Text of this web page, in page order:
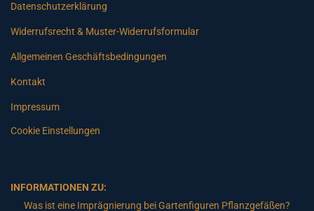
Datenschutzerklärung
Widerrufsrecht & Muster-Widerrufsformular
Allgemeinen Geschäftsbedingungen
Kontakt
Impressum
Cookie Einstellungen
INFORMATIONEN ZU:
Was ist eine Imprägnierung bei Gartenfiguren Pflanzgefäßen?